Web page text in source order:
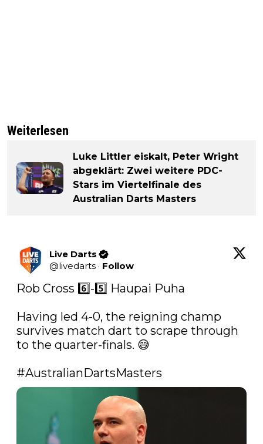
Weiterlesen
Luke Littler eiskalt, Peter Wright
abgeklärt: Zwei weitere PDC-
Stars im Viertelfinale des
Australian Darts Masters
Live Darts
@livedarts · Follow
Rob Cross 6️⃣-5️⃣ Haupai Puha
Having led 4-0, the reigning champ
survives match dart to scrape through
to the quarter-finals. 😅
#AustralianDartsMasters